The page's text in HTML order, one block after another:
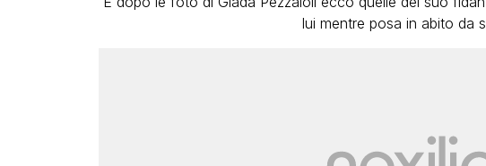
lui mentre posa in abito da